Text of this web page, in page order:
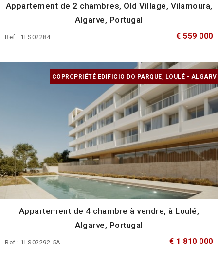
Appartement de 2 chambres, Old Village, Vilamoura,
Algarve, Portugal
Ref.: 1LS02284 € 559 000
COPROPRIÉTÉ EDIFICIO DO PARQUE, LOULÉ -
Appartement de 4 chambre à vendre, à Loulé,
Algarve, Portugal
Ref.: 1LS02292-5A € 1 810 000